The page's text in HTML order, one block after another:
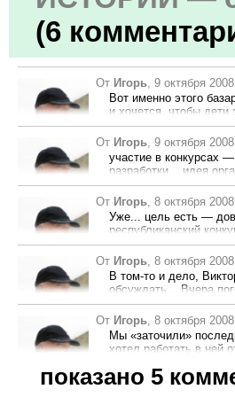
психологии и
то возле игр...
открыть обсуждение на
(6
Рейтинг 101
От Игорь, 9 октября
Вот именно этого
и хочется, чтобы
За сим откланиваюсь..
открыть обсуждение на
Рейтинг 101
От Игорь, 9 октября
участие в конкурсах —
разработки... идея
детское творчество
сообщества...а после
привлечение новых
открыть обсуждение на
Рейтинг 101
От Игорь, 8 октября
Уже... цель есть —
республиканский
там страсти, и как
делать такие
а для нас цель
—сами
открыть обсуждение на
Рейтинг 101
От Игорь, 8 октября
В том-то и дело,
обсуждать... Вчера
ребят, интернет,
администрирование—
задания
общение кураторов с
выполнение заданий
образом мы будем
От Игорь, 8 октября
Мы «заточили»
хотел работать в ней
показано 5